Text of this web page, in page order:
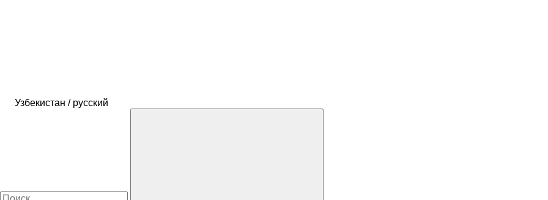
Узбекистан / русский